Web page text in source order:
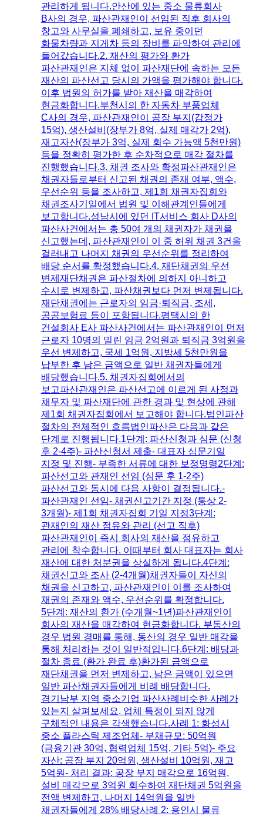
관리하게 됩니다.​안산에 있는 중소 물류회사
B사의 경우, 파산관재인이 선임된 직후 회사의
창고와 사무실을 폐쇄하고, 보유 중이던
화물차량과 지게차 등의 장비를 파악하여 관리에
들어갔습니다.​2. 재산의 평가와 환가​
파산관재인은 지체 없이 파산재단에 속하는 모든
재산의 파산선고 당시의 가액을 평가해야 합니다.
이후 법원의 허가를 받아 재산을 매각하여
현금화합니다.​부천시의 한 자동차 부품업체
C사의 경우, 파산관재인이 공장 부지(감정가
15억), 생산설비(장부가 8억, 실제 매각가 2억),
재고자산(장부가 3억, 실제 회수 가능액 5천만원)
등을 정확히 평가한 후 순차적으로 매각 절차를
진행했습니다.​3. 채권 조사와 확정​파산관재인은
채권자들로부터 신고된 채권의 존재 여부, 액수,
우선순위 등을 조사하고, 제1회 채권자집회와
채권조사기일에서 법원 및 이해관계인들에게
보고합니다.​성남시에 있던 IT서비스 회사 D사의
파산사건에서는 총 50여 개의 채권자가 채권을
신고했는데, 파산관재인이 이 중 허위 채권 3건을
걸러내고 나머지 채권의 우선순위를 정리하여
배당 순서를 확정했습니다.​4. 재단채권의 우선
변제​재단채권은 파산절차에 의하지 아니하고
수시로 변제하고, 파산채권보다 먼저 변제됩니다.
재단채권에는 근로자의 임금·퇴직금, 조세,
공공보험료 등이 포함됩니다.​평택시의 한
건설회사 E사 파산사건에서는 파산관재인이 먼저
근로자 10명의 밀린 임금 2억원과 퇴직금 3억원을
우선 변제하고, 국세 1억원, 지방세 5천만원을
납부한 후 남은 금액으로 일반 채권자들에게
배당했습니다.​5. 채권자집회에서의
보고파산관재인은 파산선고에 이르게 된 사정과
채무자 및 파산재단에 관한 경과 및 현상에 관해
제1회 채권자집회에서 보고해야 합니다.법인파산
절차의 전체적인 흐름법인파산은 다음과 같은
단계로 진행됩니다.​1단계: 파산신청과 심문 (신청
후 2-4주)- 파산신청서 제출- 대표자 심문기일
지정 및 진행- 부족한 서류에 대한 보정명령2단계:
파산선고와 관재인 선임 (심문 후 1-2주)
파산선고와 동시에 다음 사항이 결정됩니다.-
파산관재인 선임- 채권신고기간 지정 (통상 2-
3개월)- 제1회 채권자집회 기일 지정​3단계:
관재인의 재산 점유와 관리 (선고 직후)
파산관재인이 즉시 회사의 재산을 점유하고
관리에 착수합니다. 이때부터 회사 대표자는 회사
재산에 대한 처분권을 상실하게 됩니다.​4단계:
채권신고와 조사 (2-4개월)채권자들이 자신의
채권을 신고하고, 파산관재인이 이를 조사하여
채권의 존재와 액수, 우선순위를 확정합니다.​
5단계: 재산의 환가 (수개월~1년)파산관재인이
회사의 재산을 매각하여 현금화합니다. 부동산의
경우 법원 경매를 통해, 동산의 경우 일반 매각을
통해 처리하는 것이 일반적입니다.​6단계: 배당과
절차 종료 (환가 완료 후)환가된 금액으로
재단채권을 먼저 변제하고, 남은 금액이 있으면
일반 파산채권자들에게 비례 배당합니다.
경기남부 지역 중소기업 파산사례비슷한 사례가
있는지 살펴보세요. 업체 특정이 되지 않게
구체적인 내용은 각색했습니다.사례 1: 화성시
중소 플라스틱 제조업체- 부채규모: 50억원
(금융기관 30억, 협력업체 15억, 기타 5억)- 주요
자산: 공장 부지 20억원, 생산설비 10억원, 재고
5억원- 처리 결과: 공장 부지 매각으로 16억원,
설비 매각으로 3억원 회수하여 재단채권 5억원을
전액 변제하고, 나머지 14억원을 일반
채권자들에게 28% 배당사례 2: 용인시 물류